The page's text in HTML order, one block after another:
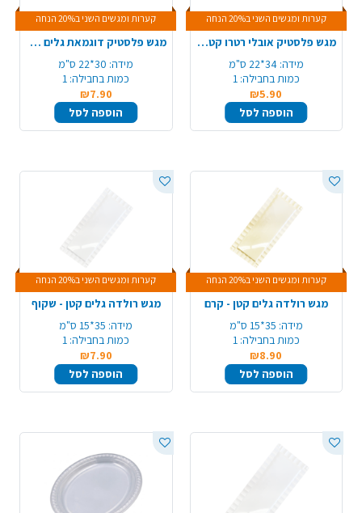
קערות ומגשים השני ב20% הנחה
מגש פלסטיק אובלי רטרו קטן - שקוף
מידה: 34*22 ס"מ
כמות בחבילה: 1
₪5.90
הוספה לסל
קערות ומגשים השני ב20% הנחה
מגש פלסטיק דוגמאת גלים - קטן
מידה: 30*22 ס"מ
כמות בחבילה: 1
₪7.90
הוספה לסל
קערות ומגשים השני ב20% הנחה
מגש רולדה גלים קטן - קרם
מידה: 35*15 ס"מ
כמות בחבילה: 1
₪8.90
הוספה לסל
קערות ומגשים השני ב20% הנחה
מגש רולדה גלים קטן - שקוף
מידה: 35*15 ס"מ
כמות בחבילה: 1
₪7.90
הוספה לסל